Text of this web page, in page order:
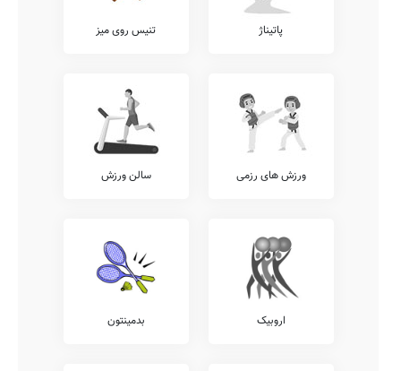
پاتیناژ تنیس روی میز
ورزش های رزمی سالن ورزش
اروبیک بدمینتون